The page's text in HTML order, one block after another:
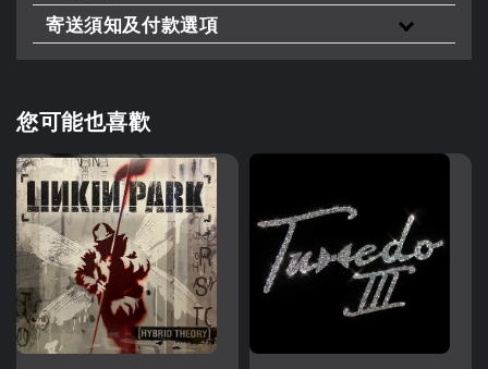
寄送須知及付款選項
您可能也喜歡